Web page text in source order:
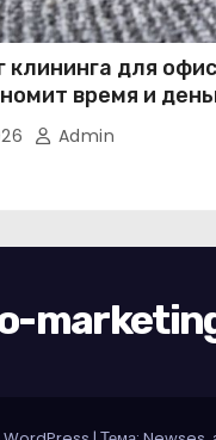
клининга для
время и
Admin